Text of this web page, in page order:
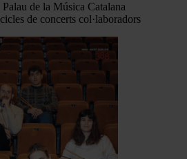
de la Música Catalana
de concerts col·laboradors